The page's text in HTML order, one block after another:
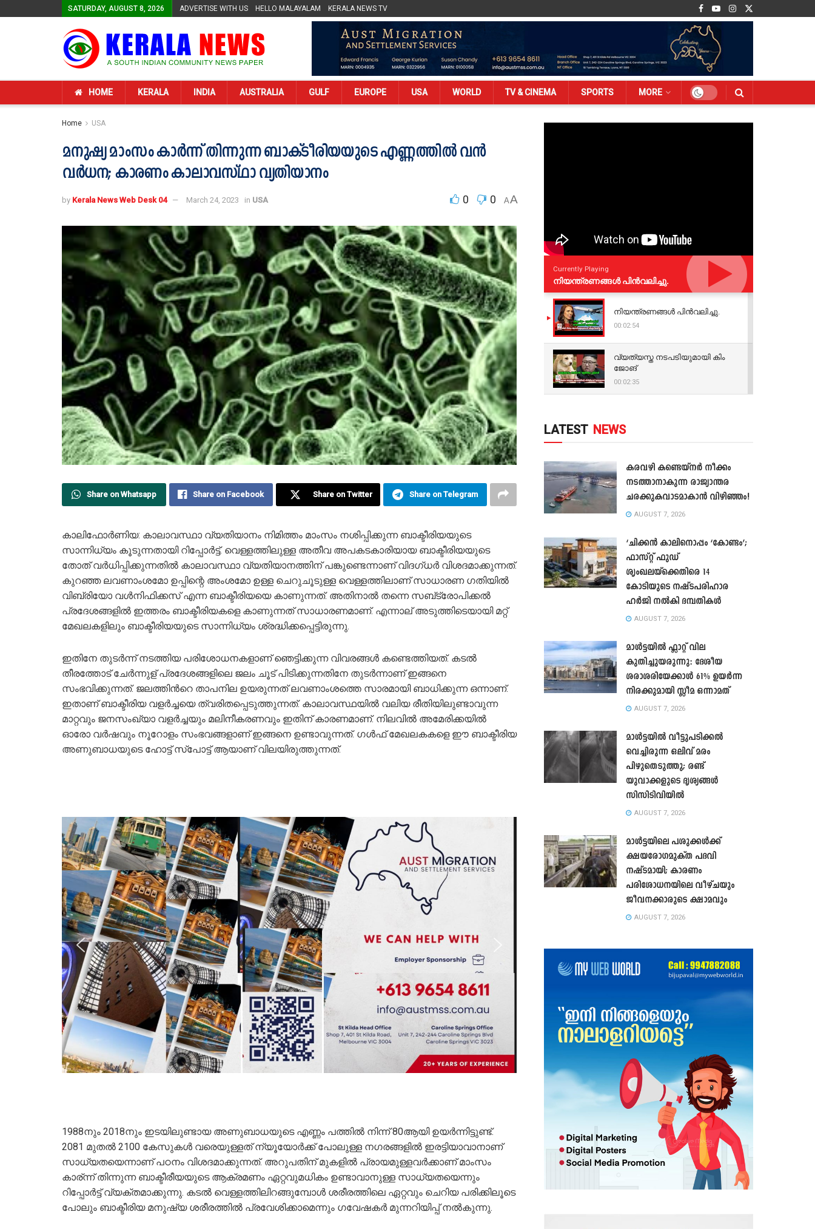
SATURDAY, AUGUST 8, 2026 ADVERTISE WITH US HELLO MALAYALAM KERALA NEWS TV
HOME KERALA INDIA AUSTRALIA GULF EUROPE USA WORLD TV & CINEMA SPORTS MORE
Home USA
മനുഷ്യ മാംസം കാര്‍ന്ന് തിന്നുന്ന ബാക്ടീരിയയുടെ എണ്ണത്തില്‍ വന്‍
വര്‍ധന; കാരണം കാലാവസ്ഥാ വ്യതിയാനം
by Kerala News Web Desk 04 March 24, 2023 in USA 0 0 AA
Share on Whatsapp Share on Facebook Share on Twitter Share on Telegram
കാലിഫോര്‍ണിയ: കാലാവസ്ഥാ വ്യതിയാനം നിമിത്തം മാംസം നശിപ്പിക്കുന്ന ബാക്ടീരിയയുടെ
സാന്നിധ്യം കൂടുന്നതായി റിപ്പോര്‍ട്ട്. വെള്ളത്തിലുള്ള അതീവ അപകടകാരിയായ ബാക്ടീരിയയുടെ
തോത് വര്‍ധിപ്പിക്കുന്നതില്‍ കാലാവസ്ഥാ വ്യതിയാനത്തിന് പങ്കുണ്ടെന്നാണ് വിദഗ്ധര്‍ വിശദമാക്കുന്നത്.
കുറഞ്ഞ ലവണാംശമോ ഉപ്പിന്റെ അംശമോ ഉള്ള ചെറുചൂടുള്ള വെള്ളത്തിലാണ് സാധാരണ ഗതിയില്‍
വിബ്രിയോ വൾനിഫിക്കസ് എന്ന ബാക്ടീരിയയെ കാണുന്നത്. അതിനാല്‍ തന്നെ സബ്ട്രോപിക്കല്‍
പ്രദേശങ്ങളില്‍ ഇത്തരം ബാക്ടീരിയകളെ കാണുന്നത് സാധാരണമാണ്. എന്നാല് അടുത്തിടെയായി മറ്റ്
മേഖലകളിലും ബാക്ടീരിയയുടെ സാന്നിധ്യം ശ്രദ്ധിക്കപ്പെട്ടിരുന്നു.
ഇതിനേ തുടര്‍ന്ന് നടത്തിയ പരിശോധനകളാണ് ഞെട്ടിക്കുന്ന വിവരങ്ങള്‍ കണ്ടെത്തിയത്. കടല്‍
തീരത്തോട് ചേര്‍ന്നുള് പ്രദേശങ്ങളിലെ ജലം ചൂട് പിടിക്കുന്നതിനേ തുടര്‍ന്നാണ് ഇങ്ങനെ
സംഭവിക്കുന്നത്. ജലത്തിന്‍റെ താപനില ഉയരുന്നത് ലവണാംശത്തെ സാരമായി ബാധിക്കുന്ന ഒന്നാണ്.
ഇതാണ് ബാക്ടീരിയ വളര്‍ച്ചയെ ത്വരിതപ്പെടുത്തുന്നത്. കാലാവസ്ഥയില്‍ വലിയ രീതിയിലുണ്ടാവുന്ന
മാറ്റവും ജനസംഖ്യാ വളര്‍ച്ചയും മലിനീകരണവും ഇതിന് കാരണമാണ്. നിലവില്‍ അമേരിക്കയില്‍
ഓരോ വര്‍ഷവും നൂറോളം സംഭവങ്ങളാണ് ഇങ്ങനെ ഉണ്ടാവുന്നത്. ഗള്‍ഫ് മേഖലകകളെ ഈ ബാക്ടീരിയ
അണുബാധയുടെ ഹോട്ട് സ്പോട്ട് ആയാണ് വിലയിരുത്തുന്നത്.
1988നും 2018നും ഇടയിലുണ്ടായ അണുബാധയുടെ എണ്ണം പത്തില്‍ നിന്ന് 80ആയി ഉയര്‍ന്നിട്ടുണ്ട്.
2081 മുതല്‍ 2100 കേസുകള്‍ വരെയുള്ളത് ന്യൂയോര്‍ക്ക് പോലുള്ള നഗരങ്ങളില്‍ ഇരട്ടിയാവാനാണ്
സാധ്യതയെന്നാണ് പഠനം വിശദമാക്കുന്നത്. അറുപതിന് മുകളില്‍ പ്രായമുള്ളവര്‍ക്കാണ് മാംസം
കാര്ന്ന് തിന്നുന്ന ബാക്ടീരീയയുടെ ആക്രമണം ഏറ്റവുമധികം ഉണ്ടാവാനുള്ള സാധ്യതയെന്നും
റിപ്പോര്‍ട്ട് വ്യക്തമാക്കുന്നു. കടല്‍ വെള്ളത്തിലിറങ്ങുമ്പോള്‍ ശരീരത്തിലെ ഏറ്റവും ചെറിയ പരിക്കിലൂടെ
പോലും ബാക്ടീരിയ മനുഷ്യ ശരീരത്തില്‍ പ്രവേശിക്കാമെന്നും ഗവേഷകര്‍ മുന്നറിയിപ്പ് നല്‍കുന്നു.
Currently Playing
നിയന്ത്രണങ്ങള്‍ പിന്‍വലിച്ചു.
നിയന്ത്രണങ്ങള്‍ പിന്‍വലിച്ചു.
00:02:54
വ്യത്യസ്ത നടപടിയുമായി കിം
ജോങ്
00:02:35
LATEST NEWS
കരവഴി കണ്ടെയ്നർ നീക്കം
നടത്താനാകുന്ന രാജ്യാന്തര
ചരക്കുകവാടമാകാൻ വിഴിഞ്ഞം!
AUGUST 7, 2026
‘ചിക്കൻ കാലിനൊപ്പം ‘കോണ്ടം’;
ഫാസ്റ്റ് ഫുഡ്
ശൃംഖലയ്ക്കെതിരെ 14
കോടിയുടെ നഷ്ടപരിഹാര
ഹർജി നൽകി ദമ്പതികൾ
AUGUST 7, 2026
മാൾട്ടയിൽ ഫ്ലാറ്റ് വില
കുതിച്ചുയരുന്നു: ദേശീയ
ശരാശരിയേക്കാൾ 61% ഉയർന്ന
നിരക്കുമായി സ്ലീമ ഒന്നാമത്
AUGUST 7, 2026
മാൾട്ടയിൽ വീട്ടുപടിക്കൽ
വെച്ചിരുന്ന ഒലിവ് മരം
പിഴുതെടുത്തു; രണ്ട്
യുവാക്കളുടെ ദൃശ്യങ്ങൾ
സിസിടിവിയിൽ
AUGUST 7, 2026
മാൾട്ടയിലെ പശുക്കൾക്ക്
ക്ഷയരോഗമുക്ത പദവി
നഷ്ടമായി; കാരണം
പരിശോധനയിലെ വീഴ്ചയും
ജീവനക്കാരുടെ ക്ഷാമവും
AUGUST 7, 2026